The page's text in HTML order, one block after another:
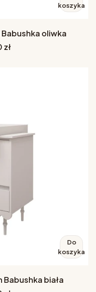
koszyka
oliwka
Do
koszyka
Babushka biała